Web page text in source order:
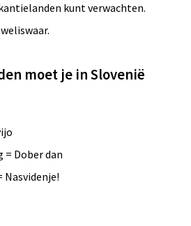
kunt verwachten.
moet je in Slovenië
= Dober dan
Nasvidenje!